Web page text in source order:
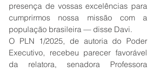
presença de vossas excelências para
cumprirmos nossa missão com a
população brasileira — disse Davi.
O PLN 1/2025, de autoria do Poder
Executivo, recebeu parecer favorável
da relatora, senadora Professora